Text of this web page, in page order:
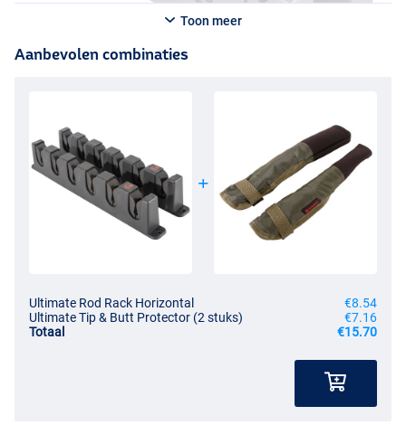
Toon meer
Aanbevolen combinaties
Ultimate Rod Rack Horizontal
€8.54
Ultimate Tip & Butt Protector (2 stuks)
€7.16
Totaal
€15.70